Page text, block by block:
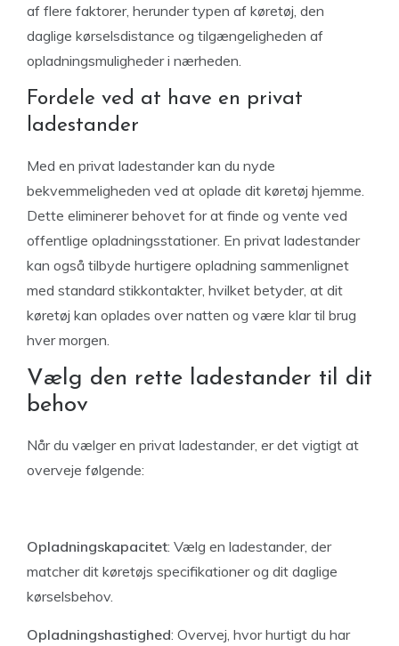
af flere faktorer, herunder typen af køretøj, den
daglige kørselsdistance og tilgængeligheden af
opladningsmuligheder i nærheden.
Fordele ved at have en privat
ladestander
Med en privat ladestander kan du nyde
bekvemmeligheden ved at oplade dit køretøj hjemme.
Dette eliminerer behovet for at finde og vente ved
offentlige opladningsstationer. En privat ladestander
kan også tilbyde hurtigere opladning sammenlignet
med standard stikkontakter, hvilket betyder, at dit
køretøj kan oplades over natten og være klar til brug
hver morgen.
Vælg den rette ladestander til dit
behov
Når du vælger en privat ladestander, er det vigtigt at
overveje følgende:
Opladningskapacitet: Vælg en ladestander, der
matcher dit køretøjs specifikationer og dit daglige
kørselsbehov.
Opladningshastighed: Overvej, hvor hurtigt du har